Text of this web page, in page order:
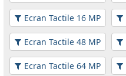
Ecran Tactile 16 MP
Ecran Tactile 48 MP
Ecran Tactile 64 MP